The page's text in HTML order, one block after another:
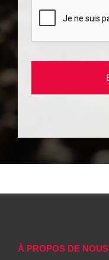
À PROPOS DE NOUS